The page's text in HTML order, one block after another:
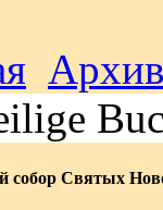
Архив
собор Святых